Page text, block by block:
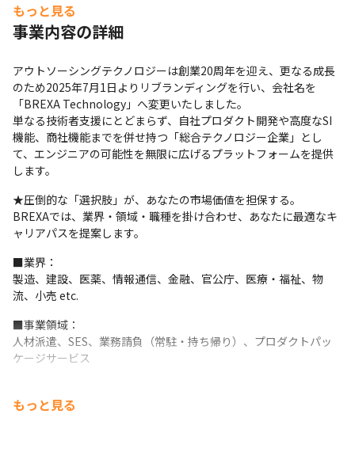
2.7万名（BREXA Techグループ2024年12月時点）ものエンジニア
を輩出してきた膨大なデータに基づき、「現場で本当に求められ
す。
■ 【学びの場】無理なく、自分のペースで進めるスタイル
「これをやりなさい」と決めつけるのではなく、あなたが今やり
たいことを支えます。
それぞれの今のスキルや、次に挑戦したいことに合わせて、自由
に選べる学習環境を整えています。
きる「eラーニング」が中心です。オンラインで完結するので、ス
キマ時間をうまく使ってインプットできます。
（定員制）もあります。「一人で画面に向かうだけでは物足りな
い」という時は、講師や仲間に直接相談できる場もぜひ活用して
ください。
■ハイエンドエンジニアへの挑戦
基礎的な開発だけでなく、市場価値が急騰している「サイバーセ
キュリティ」や「クラウドアーキテクト」など、ハイエンドな領
■ 習得できる「一生モノ」の武器
もっと見る
事業内容の詳細
アウトソーシングテクノロジーは創業20周年を迎え、更なる成長
のため2025年7月1日よりリブランディングを行い、会社名を
「BREXA Technology」へ変更いたしました。
単なる技術者支援にとどまらず、自社プロダクト開発や高度なSI
機能、商社機能までを併せ持つ「総合テクノロジー企業」とし
て、エンジニアの可能性を無限に広げるプラットフォームを提供
します。
★圧倒的な「選択肢」が、あなたの市場価値を担保する。
BREXAでは、業界・領域・職種を掛け合わせ、あなたに最適なキ
ャリアパスを提案します。
■業界：
製造、建設、医薬、情報通信、金融、官公庁、医療・福祉、物
流、小売 etc.
■事業領域：
人材派遣、SES、業務請負（常駐・持ち帰り）、プロダクトパッ
ケージサービス
インフラエンジニア（ネットワーク・サーバー・クラウド・デー
もっと見る